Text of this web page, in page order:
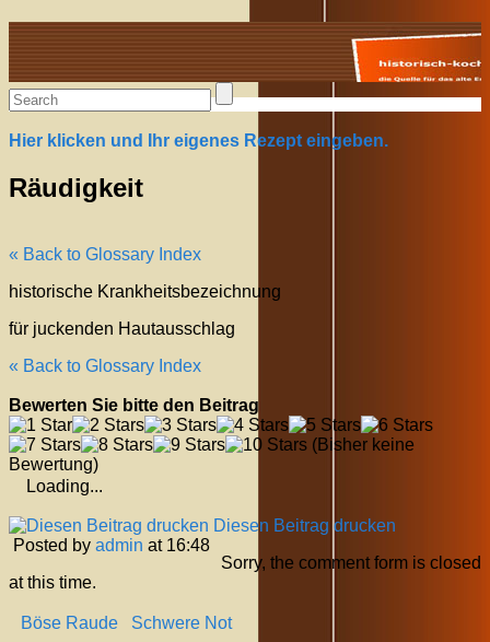
Alte Rezepte online
Hier klicken und Ihr eigenes Rezept eingeben.
Räudigkeit
« Back to Glossary Index
historische Krankheitsbezeichnung
für juckenden Hautausschlag
« Back to Glossary Index
Bewerten Sie bitte den Beitrag
(Bisher keine
Bewertung)
Loading...
Diesen Beitrag drucken
Posted by admin at 16:48
Sorry, the comment form is closed
at this time.
Böse Raude Schwere Not